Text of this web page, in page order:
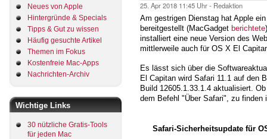
Neues von Apple
Hintergründe & Specials
Tipps & Gut zu wissen
Häufig gesuchte Artikel
Themen im Fokus
Kostenfreie Mac-Apps
Nachrichten-Archiv
Wichtige Links
30 nützliche Gratis-Tools
für jeden Mac
25. Apr 2018 11:45 Uhr - Redaktion
Am gestrigen Dienstag hat Apple
bereitgestellt (MacGadget berichtete
installiert eine neue Version des
mittlerweile auch für OS X El
Es lässt sich über die
El Capitan wird Safari 11.1 auf den
Build 12605.1.33.1.4 aktualisiert.
dem Befehl "Über Safari", zu
Safari-Sicherheitsupdate für